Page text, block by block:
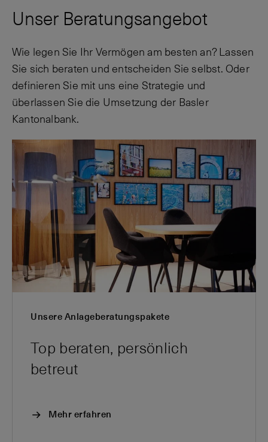
Unser Beratungsangebot
Wie legen Sie Ihr Vermögen am besten an? Lassen
Sie sich beraten und entscheiden Sie selbst. Oder
definieren Sie mit uns eine Strategie und
überlassen Sie die Umsetzung der Basler
Kantonalbank.
Unsere Anlageberatungspakete
Top beraten, persönlich
betreut
Mehr erfahren